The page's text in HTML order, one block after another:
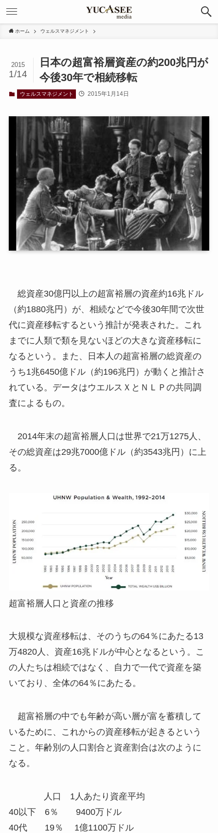
ホーム ウェルスマネジメント
日本の超富裕層資産の約200兆円が
今後30年で相続移転
2015
1/14
ウェルスマネジメント 2015年1月14日
総資産30億円以上の超富裕層の資産約16兆ドル
（約1880兆円）が、相続などで今後30年間で次世
代に資産移転するという推計が発表された。これ
までに人類で類を見ないほどの大きな資産移転に
なるという。また、日本人の超富裕層の総資産の
うち1兆6450億ドル（約196兆円）が動くと推計さ
れている。データはウエルスＸとＮＬＰの共同調
査によるもの。
2014年末の超富裕層人口は世界で21万1275人、
その総資産は29兆7000億ドル（約3543兆円）に上
る。
超富裕層人口と資産の推移
大規模な資産移転は、そのうちの64％にあたる13
万4820人、資産16兆ドルが中心となるという。こ
の人たちは相続ではなく、自力で一代で資産を築
いており、全体の64％にあたる。
超富裕層の中でも年齢が高い層が富を蓄積して
いるために、これからの資産移転が起きるという
こと。年齢別の人口割合と資産割合は次のように
なる。
人口 1人あたり資産平均
40以下 6％ 9400万ドル
40代 19％ 1億1100万ドル